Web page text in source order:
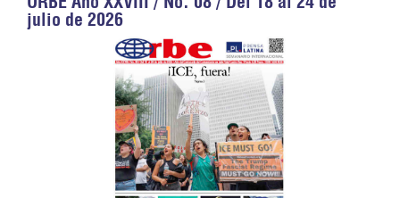
julio de 2026